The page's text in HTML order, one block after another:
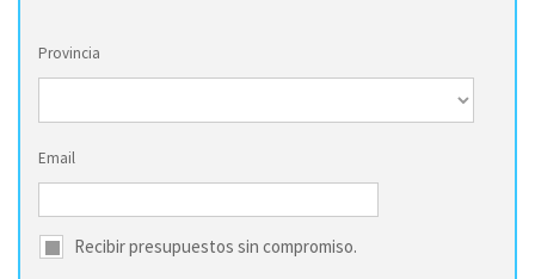
Provincia
Email
Recibir presupuestos sin compromiso.